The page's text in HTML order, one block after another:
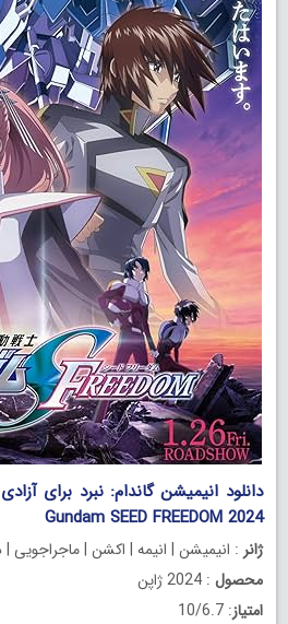
Gundam SEED FREEDOM 2024
ژانر : انیمیشن | انیمه | اکشن | ماجراجویی
محصول : 2024 ژاپن
امتیاز: 10/6.7